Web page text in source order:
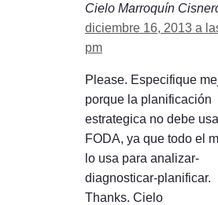
Cielo Marroquín
diciembre 16, 2013 a
pm
Please. Especifique
porque la planificación
estrategica no debe
FODA, ya que todo el
lo usa para analizar-
diagnosticar-planificar.
Thanks. Cielo